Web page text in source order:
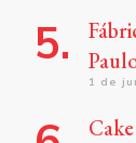
1 de